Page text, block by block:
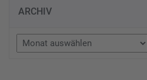
ARCHIV
Archiv